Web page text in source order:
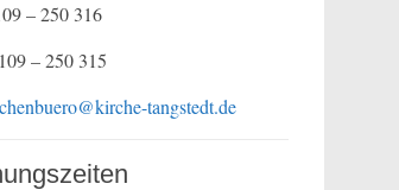
– 250 316
– 250 315
tangstedt.de